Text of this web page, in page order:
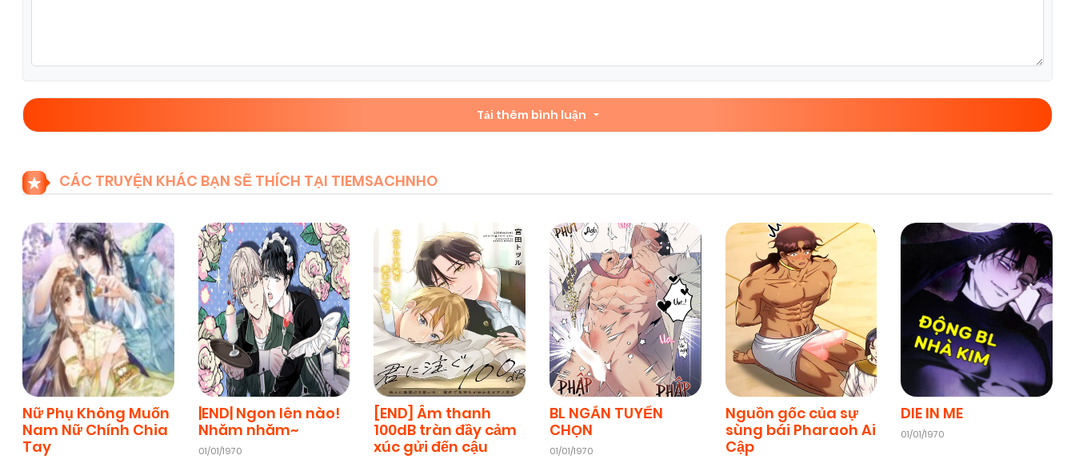
Tải thêm bình luận
CÁC TRUYỆN KHÁC BẠN SẼ THÍCH TẠI TIEMSACHNHO
Nữ Phụ Không Muốn
Nam Nữ Chính Chia
Tay
|END| Ngon lên nào!
Nhăm nhăm~
01/01/1970
[END] Âm thanh
100dB tràn đầy cảm
xúc gửi đến cậu
BL NGẮN TUYỂN
CHỌN
01/01/1970
Nguồn gốc của sự
sùng bái Pharaoh Ai
Cập
DIE IN ME
01/01/1970